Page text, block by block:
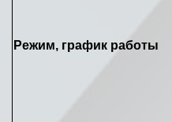
Режим, график работы